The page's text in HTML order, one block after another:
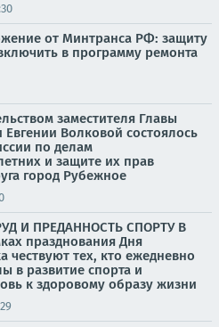
от Минтранса РФ: защиту
в программу ремонта
заместителя Главы
Волковой состоялось
по делам
и защите их прав
город Рубежное
И ПРЕДАННОСТЬ СПОРТУ В
празднования Дня
чествуют тех, кто ежедневно
в развитие спорта и
к здоровому образу жизни